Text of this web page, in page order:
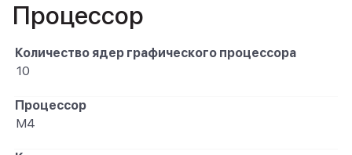
Процессор
Количество ядер графического процессора
10
Процессор
M4